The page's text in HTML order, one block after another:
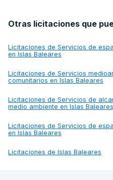
Otras licitaciones que
Licitaciones de Servicios de
en Islas Baleares
Licitaciones de Servicios
comunitarios en Islas Baleares
Licitaciones de Servicios de
medio ambiente en Islas Baleares
Licitaciones de Servicios de
en Islas Baleares
Licitaciones de Islas Baleares